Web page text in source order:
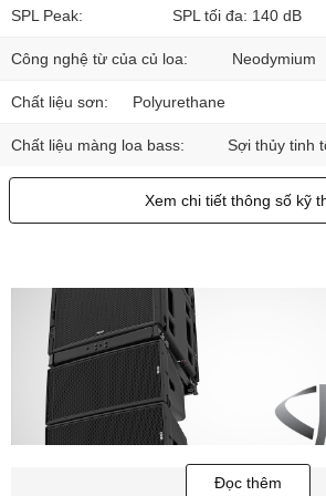
SPL Peak: SPL tối đa: 140 dB
Công nghệ từ của củ loa: Neodymium
Chất liệu sơn: Polyurethane
Chất liệu màng loa bass: Sợi thủy tinh
Xem chi tiết thông số kỹ
Đọc thêm